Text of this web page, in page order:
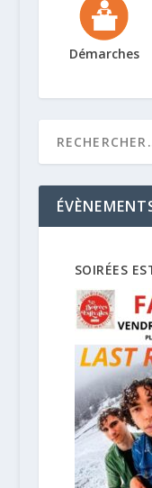
Démarches
SOIRÉES